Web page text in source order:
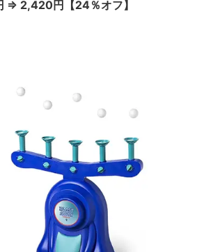
2,420円【24％オフ】